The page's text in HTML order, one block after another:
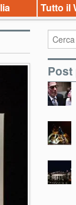
Tutto il